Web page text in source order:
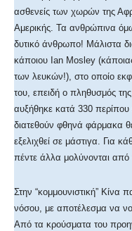
ασθενείς των χωρών της
Αμερικής. Τα ανθρώπινα
δυτικό άνθρωπο! Μάλιστα
κάποιου Ian Mosley
των λευκών!), στο οποίο
του, επειδή ο πληθυσμός
αυξήθηκε κατά 330
διατεθούν φθηνά φάρμακα
εξελιχθεί σε μάστιγα. Για
πέντε άλλα μολύνονται από
Στην “κομμουνιστική” Κίνα
νόσου, με αποτέλεσμα να
Από τα κρούσματα του